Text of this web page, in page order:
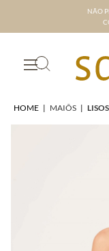
NÃO
HOME | MAIÔS | LISOS